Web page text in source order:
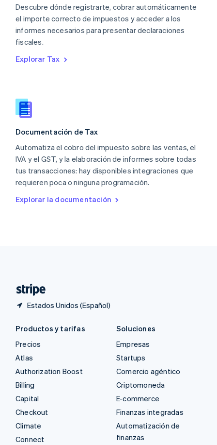
Descubre dónde registrarte, cobrar automáticamente
el importe correcto de impuestos y acceder a los
informes necesarios para presentar declaraciones
fiscales.
Explorar Tax
Documentación de Tax
Automatiza el cobro del impuesto sobre las ventas, el
IVA y el GST, y la elaboración de informes sobre todas
tus transacciones: hay disponibles integraciones que
requieren poca o ninguna programación.
Explorar la documentación
Estados Unidos (Español)
English
México
Español
Noruega
English
Nueva Zelandia
English
English
Portugal
RAE de Hong Kong, China
English简体中文
Reino Unido
English
República Checa
English
English
Productos y tarifas
Precios
Atlas
Authorization Boost
Billing
Capital
Checkout
Climate
Connect
Soluciones
Empresas
Startups
Comercio agéntico
Criptomoneda
E-commerce
Finanzas integradas
Automatización de
finanzas